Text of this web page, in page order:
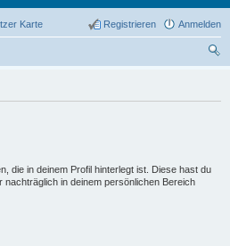
Karte Anmelden
Registrieren
die in deinem Profil hinterlegt ist. Diese hast du
in deinem persönlichen Bereich